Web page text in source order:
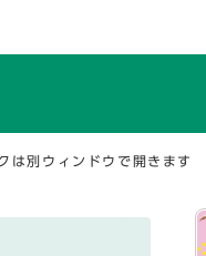
は別ウィンドウで開きます